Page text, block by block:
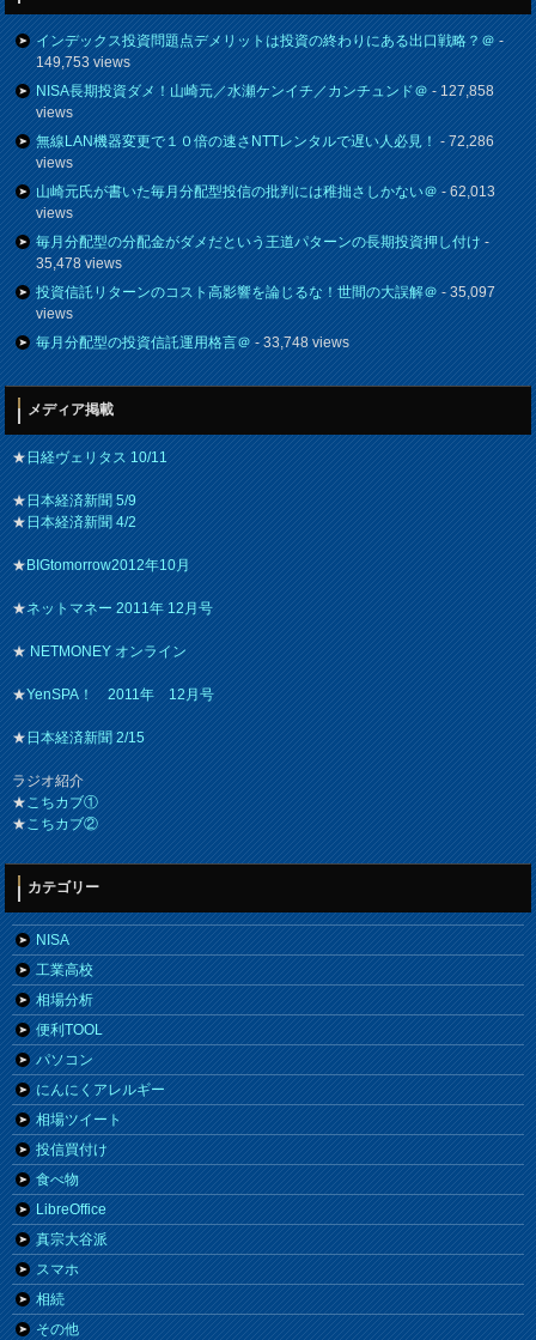
インデックス投資問題点デメリットは投資の終わりにある出口戦略？＠-
149,753 views
NISA長期投資ダメ！山崎元／水瀬ケンイチ／カンチュンド＠- 127,858
views
無線LAN機器変更で１０倍の速さNTTレンタルで遅い人必見！- 72,286
views
山崎元氏が書いた毎月分配型投信の批判には稚拙さしかない＠- 62,013
views
毎月分配型の分配金がダメだという王道パターンの長期投資押し付け-
35,478 views
投資信託リターンのコスト高影響を論じるな！世間の大誤解＠- 35,097
views
毎月分配型の投資信託運用格言＠- 33,748 views
メディア掲載
★日経ヴェリタス 10/11
★日本経済新聞 5/9
★日本経済新聞 4/2
★BIGtomorrow2012年10月
★ネットマネー 2011年 12月号
★NETMONEY オンライン
★YenSPA！ 2011年 12月号
★日本経済新聞 2/15
ラジオ紹介
★こちカブ①
★こちカブ②
カテゴリー
NISA
工業高校
相場分析
便利TOOL
パソコン
にんにくアレルギー
相場ツイート
投信買付け
食べ物
LibreOffice
真宗大谷派
スマホ
相続
その他